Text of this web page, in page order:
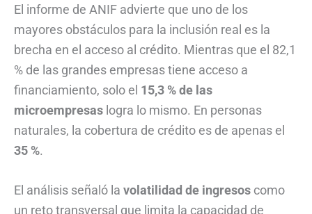
El informe de ANIF advierte que uno de los
mayores obstáculos para la inclusión real es la
brecha en el acceso al crédito. Mientras que el 82,1
% de las grandes empresas tiene acceso a
financiamiento, solo el 15,3 % de las
microempresas logra lo mismo. En personas
naturales, la cobertura de crédito es de apenas el
35 %.
El análisis señaló la volatilidad de ingresos como
un reto transversal que limita la capacidad de